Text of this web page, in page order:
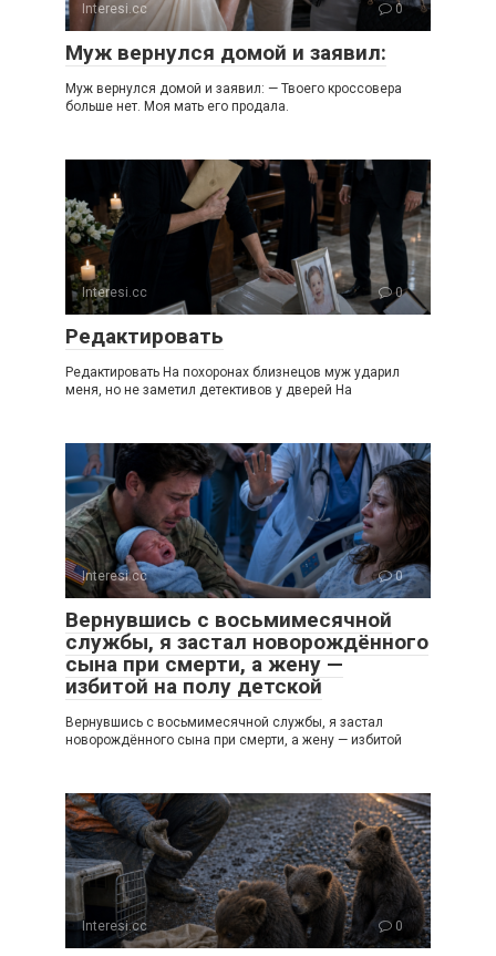
Interesi.cc 0
Муж вернулся домой и заявил:
Муж вернулся домой и заявил: — Твоего кроссовера
больше нет. Моя мать его продала.
Interesi.cc 0
Редактировать
Редактировать На похоронах близнецов муж ударил
меня, но не заметил детективов у дверей На
Interesi.cc 0
Вернувшись с восьмимесячной
службы, я застал новорождённого
сына при смерти, а жену —
избитой на полу детской
Вернувшись с восьмимесячной службы, я застал
новорождённого сына при смерти, а жену — избитой
Interesi.cc 0